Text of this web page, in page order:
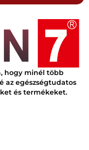
hogy minél több
az egészségtudatos
és termékeket.